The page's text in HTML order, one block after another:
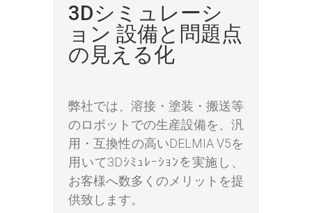
3Dシミュレーシ
ョン 設備と問題点
の見える化
弊社では、溶接・塗装・搬送等
のロボットでの生産設備を、汎
用・互換性の高いDELMIA V5を
用いて3Dｼﾐｭﾚｰｼｮﾝを実施し、
お客様へ数多くのメリットを提
供致します。